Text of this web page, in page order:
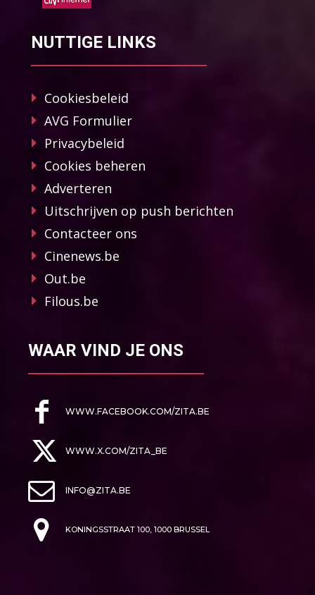
NUTTIGE LINKS
Cookiesbeleid
AVG Formulier
Privacybeleid
Cookies beheren
Adverteren
Uitschrijven op push berichten
Contacteer ons
Cinenews.be
Out.be
Filous.be
WAAR VIND JE ONS
WWW.FACEBOOK.COM/ZITA.BE
WWW.X.COM/ZITA_BE
INFO@ZITA.BE
KONINGSSTRAAT 100, 1000 BRUSSEL